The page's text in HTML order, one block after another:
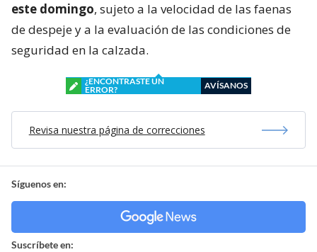
este domingo, sujeto a la velocidad de las faenas
de despeje y a la evaluación de las condiciones de
seguridad en la calzada.
¿ENCONTRASTE UN
ERROR?
AVÍSANOS
Revisa nuestra página de correcciones
Síguenos en:
Suscríbete en: